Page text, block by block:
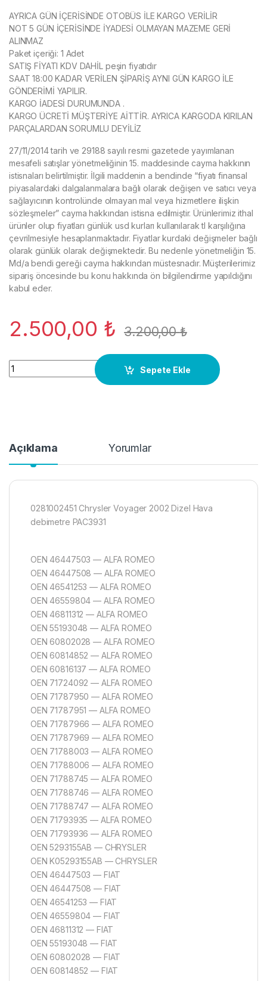
AYRICA GÜN İÇERİSİNDE OTOBÜS İLE KARGO VERİLİR
NOT 5 GÜN İÇERİSİNDE İYADESİ OLMAYAN MAZEME GERİ
ALINMAZ
Paket içeriği: 1 Adet
SATIŞ FİYATI KDV DAHİL peşin fiyatıdır
SAAT 18:00 KADAR VERİLEN ŞİPARİŞ AYNI GÜN KARGO İLE
GÖNDERİMİ YAPILIR.
KARGO İADESİ DURUMUNDA .
KARGO ÜCRETİ MÜŞTERİYE AİTTİR. AYRICA KARGODA KIRILAN
PARÇALARDAN SORUMLU DEYİLİZ
27/11/2014 tarih ve 29188 sayılı resmi gazetede yayımlanan
mesafeli satışlar yönetmeliğinin 15. maddesinde cayma hakkının
istisnaları belirtilmiştir. İlgili maddenin a bendinde “fiyatı finansal
piyasalardaki dalgalanmalara bağlı olarak değişen ve satıcı veya
sağlayıcının kontrolünde olmayan mal veya hizmetlere ilişkin
sözleşmeler” cayma hakkından istisna edilmiştir. Ürünlerimiz ithal
ürünler olup fiyatları günlük usd kurları kullanılarak tl karşılığına
çevrilmesiyle hesaplanmaktadır. Fiyatlar kurdaki değişmeler bağlı
olarak günlük olarak değişmektedir. Bu nedenle yönetmeliğin 15.
Md/a bendi gereği cayma hakkından müstesnadır. Müşterilerimiz
sipariş öncesinde bu konu hakkında ön bilgilendirme yapıldığını
kabul eder.
2.500,00 ₺ 3.200,00₺
0281002451 Dizel Hava debimetr-00-08 2,5,2,7,2,8-
Sepete Ekle
Açıklama Yorumlar
0281002451 Chrysler Voyager 2002 Dizel Hava
debimetre PAC3931
OEN 46447503 — ALFA ROMEO
OEN 46447508 — ALFA ROMEO
OEN 46541253 — ALFA ROMEO
OEN 46559804 — ALFA ROMEO
OEN 46811312 — ALFA ROMEO
OEN 55193048 — ALFA ROMEO
OEN 60802028 — ALFA ROMEO
OEN 60814852 — ALFA ROMEO
OEN 60816137 — ALFA ROMEO
OEN 71724092 — ALFA ROMEO
OEN 71787950 — ALFA ROMEO
OEN 71787951 — ALFA ROMEO
OEN 71787966 — ALFA ROMEO
OEN 71787969 — ALFA ROMEO
OEN 71788003 — ALFA ROMEO
OEN 71788006 — ALFA ROMEO
OEN 71788745 — ALFA ROMEO
OEN 71788746 — ALFA ROMEO
OEN 71788747 — ALFA ROMEO
OEN 71793935 — ALFA ROMEO
OEN 71793936 — ALFA ROMEO
OEN 5293155AB — CHRYSLER
OEN K05293155AB — CHRYSLER
OEN 46447503 — FIAT
OEN 46447508 — FIAT
OEN 46541253 — FIAT
OEN 46559804 — FIAT
OEN 46811312 — FIAT
OEN 55193048 — FIAT
OEN 60802028 — FIAT
OEN 60814852 — FIAT